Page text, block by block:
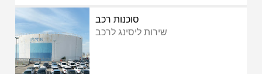
סוכנות רכב
שירות ליסינג לרכב